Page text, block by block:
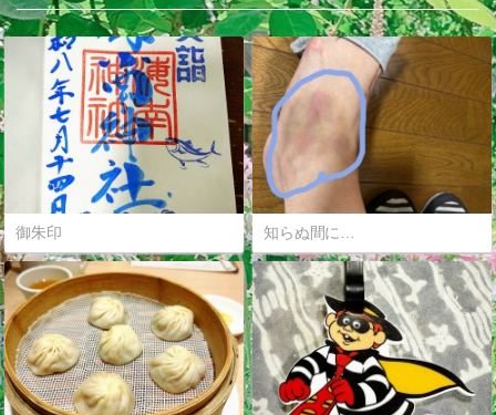
御朱印 知らぬ間に…